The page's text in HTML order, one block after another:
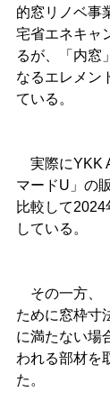
的窓リノベ事
宅省エネキャ
るが、「内窓
なるエレメン
ている。
実際にYKK
マードU」の
比較して
している。
その一方、
ために窓枠寸
に満たない場
われる部材を
た。